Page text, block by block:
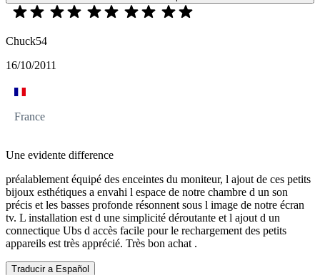
Chuck54
16/10/2011
France
Une evidente difference
préalablement équipé des enceintes du moniteur, l ajout de ces petits
bijoux esthétiques a envahi l espace de notre chambre d un son
précis et les basses profonde résonnent sous l image de notre écran
tv. L installation est d une simplicité déroutante et l ajout d un
connectique Ubs d accès facile pour le rechargement des petits
appareils est très apprécié. Très bon achat .
Traducir a Español